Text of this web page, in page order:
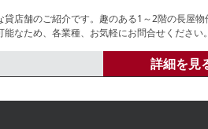
店舗のご紹介です。趣のある1～2階の長屋物
なため、各業種、お気軽にお問合せください。
詳細を見